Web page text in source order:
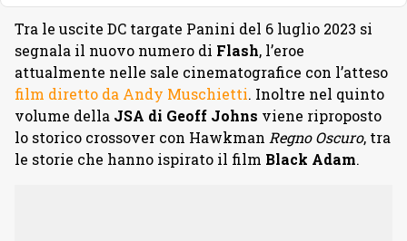
Tra le uscite DC targate Panini del 6 luglio 2023 si
segnala il nuovo numero di Flash, l’eroe
attualmente nelle sale cinematografice con l’atteso
film diretto da Andy Muschietti. Inoltre nel quinto
volume della JSA di Geoff Johns viene riproposto
lo storico crossover con Hawkman Regno Oscuro, tra
le storie che hanno ispirato il film Black Adam.